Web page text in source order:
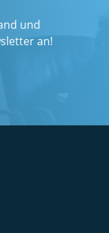
und
an!